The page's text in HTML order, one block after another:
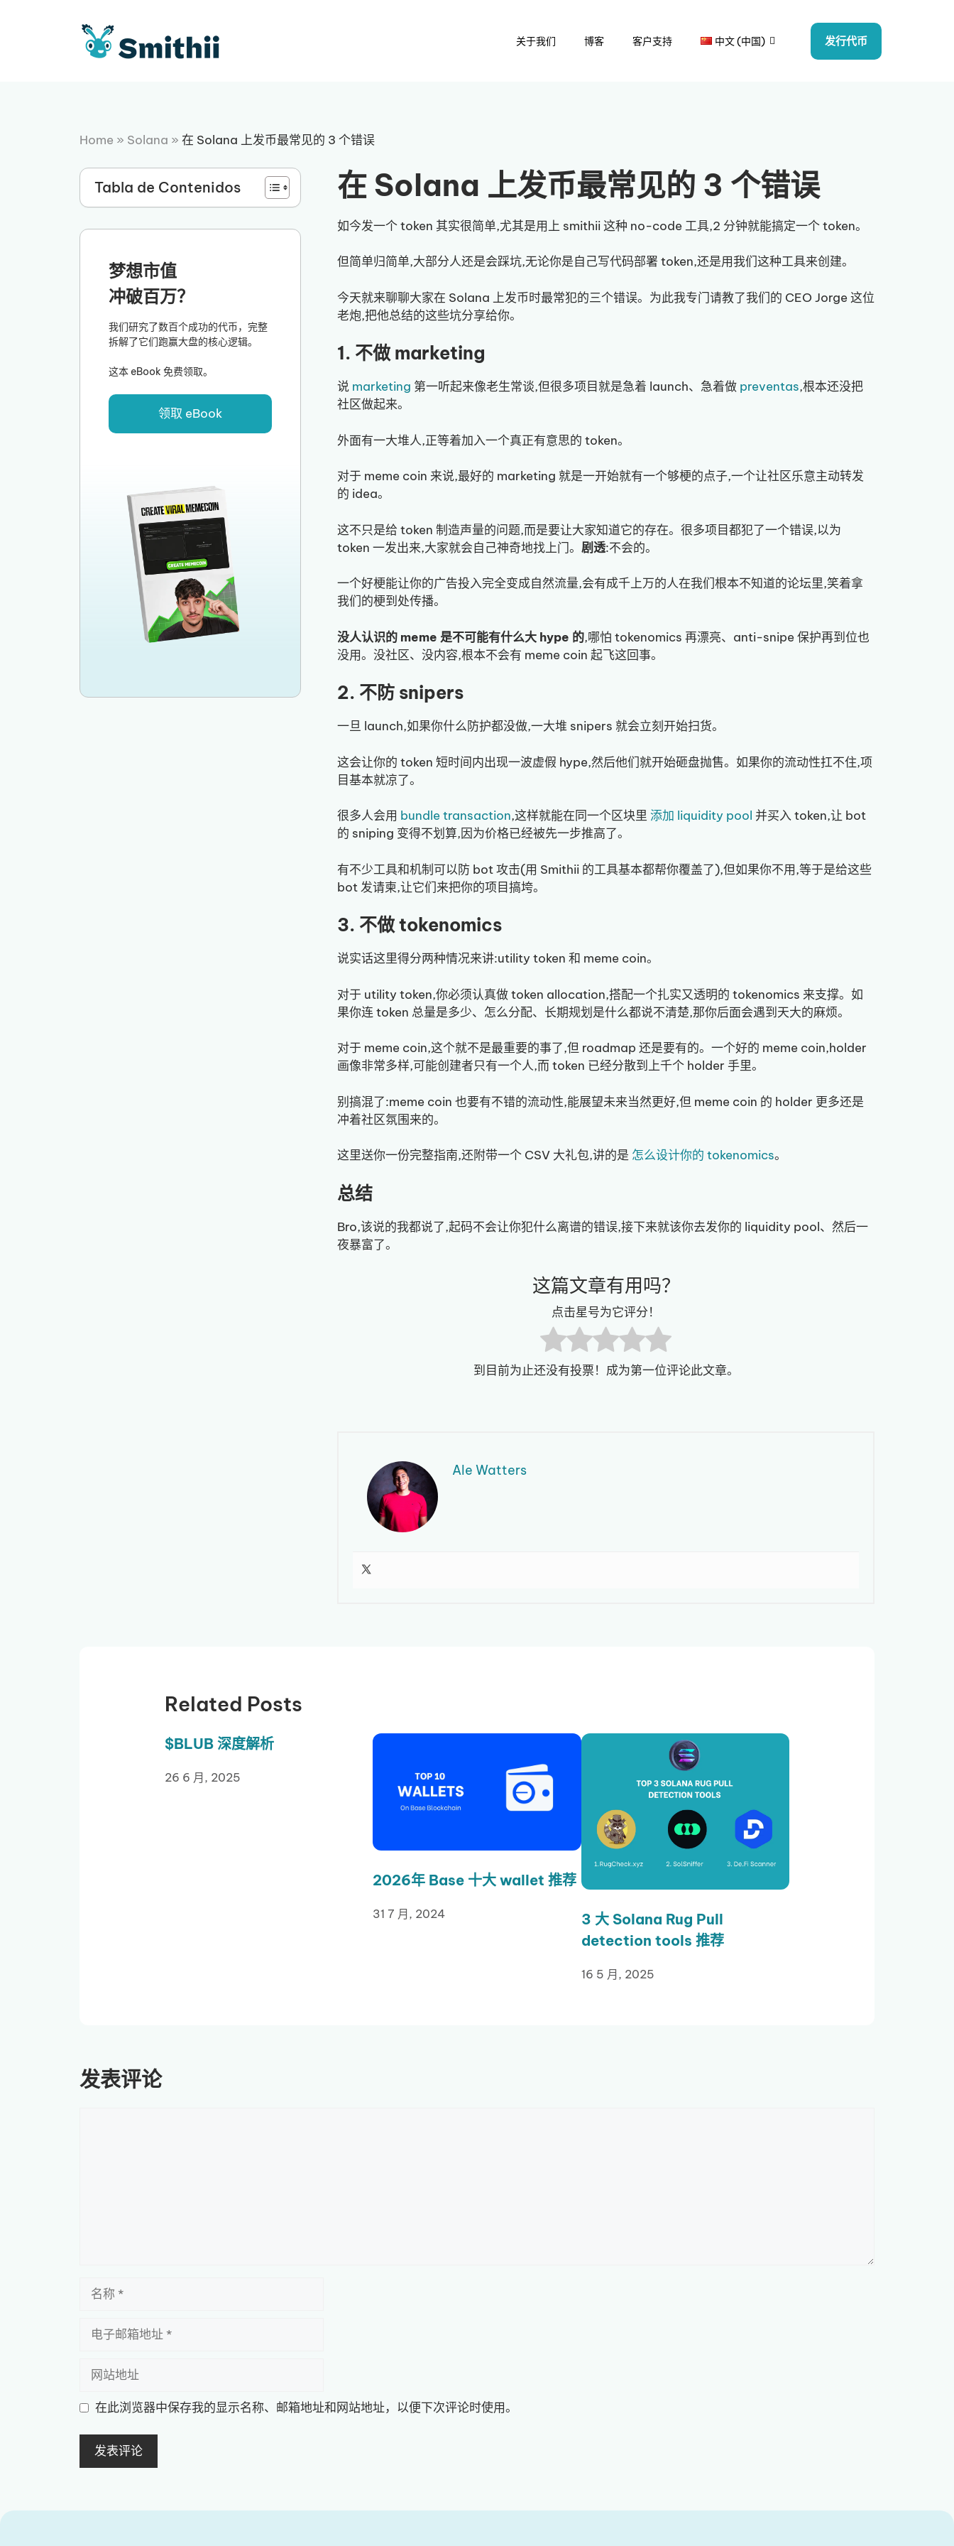
关于我们 博客 客户支持 中文 (中国) 发行代币
Home » Solana » 在 Solana 上发币最常见的 3 个错误
Tabla de Contenidos
梦想市值
冲破百万？
我们研究了数百个成功的代币，完整
拆解了它们跑赢大盘的核心逻辑。
这本 eBook 免费领取。
领取 eBook
在 Solana 上发币最常见的 3 个错误
如今发一个 token 其实很简单,尤其是用上 smithii 这种 no-code 工具,2 分钟就能搞定一个 token。
但简单归简单,大部分人还是会踩坑,无论你是自己写代码部署 token,还是用我们这种工具来创建。
今天就来聊聊大家在 Solana 上发币时最常犯的三个错误。为此我专门请教了我们的 CEO Jorge 这位
老炮,把他总结的这些坑分享给你。
1. 不做 marketing
说 marketing 第一听起来像老生常谈,但很多项目就是急着 launch、急着做 preventas,根本还没把
社区做起来。
外面有一大堆人,正等着加入一个真正有意思的 token。
对于 meme coin 来说,最好的 marketing 就是一开始就有一个够梗的点子,一个让社区乐意主动转发
的 idea。
这不只是给 token 制造声量的问题,而是要让大家知道它的存在。很多项目都犯了一个错误,以为
token 一发出来,大家就会自己神奇地找上门。 剧透:不会的。
一个好梗能让你的广告投入完全变成自然流量,会有成千上万的人在我们根本不知道的论坛里,笑着拿
我们的梗到处传播。
没人认识的 meme 是不可能有什么大 hype 的,哪怕 tokenomics 再漂亮、anti-snipe 保护再到位也
没用。没社区、没内容,根本不会有 meme coin 起飞这回事。
2. 不防 snipers
一旦 launch,如果你什么防护都没做,一大堆 snipers 就会立刻开始扫货。
这会让你的 token 短时间内出现一波虚假 hype,然后他们就开始砸盘抛售。如果你的流动性扛不住,项
目基本就凉了。
很多人会用 bundle transaction,这样就能在同一个区块里 添加 liquidity pool 并买入 token,让 bot
的 sniping 变得不划算,因为价格已经被先一步推高了。
有不少工具和机制可以防 bot 攻击(用 Smithii 的工具基本都帮你覆盖了),但如果你不用,等于是给这些
bot 发请柬,让它们来把你的项目搞垮。
3. 不做 tokenomics
说实话这里得分两种情况来讲:utility token 和 meme coin。
对于 utility token,你必须认真做 token allocation,搭配一个扎实又透明的 tokenomics 来支撑。如
果你连 token 总量是多少、怎么分配、长期规划是什么都说不清楚,那你后面会遇到天大的麻烦。
对于 meme coin,这个就不是最重要的事了,但 roadmap 还是要有的。一个好的 meme coin,holder
画像非常多样,可能创建者只有一个人,而 token 已经分散到上千个 holder 手里。
别搞混了:meme coin 也要有不错的流动性,能展望未来当然更好,但 meme coin 的 holder 更多还是
冲着社区氛围来的。
这里送你一份完整指南,还附带一个 CSV 大礼包,讲的是 怎么设计你的 tokenomics。
总结
Bro,该说的我都说了,起码不会让你犯什么离谱的错误,接下来就该你去发你的 liquidity pool、然后一
夜暴富了。
这篇文章有用吗？
点击星号为它评分！
到目前为止还没有投票！成为第一位评论此文章。
Ale Watters
Related Posts
$BLUB 深度解析
26 6 月, 2025
2026年 Base 十大 wallet 推荐
31 7 月, 2024
3 大 Solana Rug Pull
detection tools 推荐
16 5 月, 2025
发表评论
址
地 在此浏览器中保存我的显示名称、邮箱地址和网站地址，以便下次评论时使用。